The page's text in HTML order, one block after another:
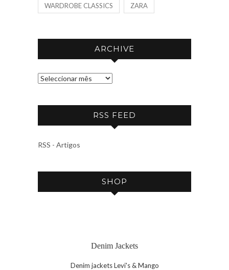
WARDROBE CLASSICS ZARA
ARCHIVE
A
C
V
RSS FEED
RSS - Artigos
SHOP
Denim Jackets
Denim jackets Levi's & Mango